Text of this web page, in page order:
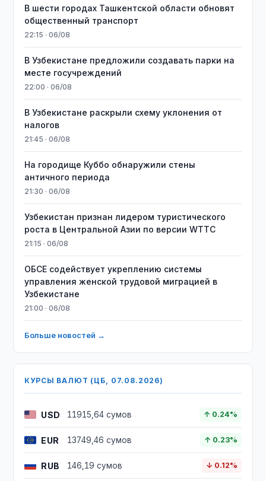
В шести городах Ташкентской области обновят
общественный транспорт
22:15 · 06/08
В Узбекистане предложили создавать парки на
месте госучреждений
22:00 · 06/08
В Узбекистане раскрыли схему уклонения от
налогов
21:45 · 06/08
На городище Куббо обнаружили стены
античного периода
21:30 · 06/08
Узбекистан признан лидером туристического
роста в Центральной Азии по версии WTTC
21:15 · 06/08
ОБСЕ содействует укреплению системы
управления женской трудовой миграцией в
Узбекистане
21:00 · 06/08
Больше новостей →
КУРСЫ ВАЛЮТ (ЦБ, 07.08.2026)
USD 11915,64 сумов ↑ 0.24%
EUR 13749,46 сумов ↑ 0.23%
RUB 146,19 сумов ↓ 0.12%